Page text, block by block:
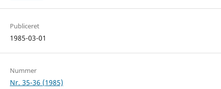
Publiceret
1985-03-01
Nummer
Nr. 35-36 (1985)